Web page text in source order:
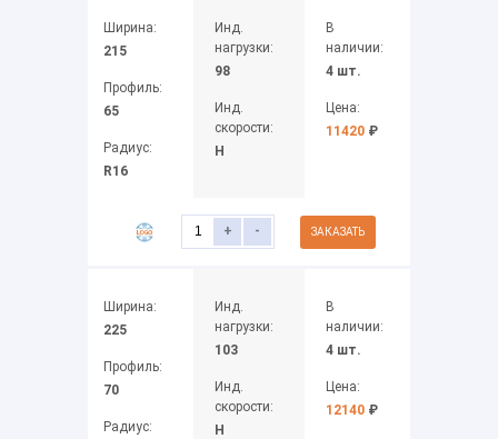
Ширина:
215
Профиль:
65
Радиус:
R16
Инд.
нагрузки:
98
Инд.
скорости:
H
В
наличии:
4 шт.
Цена:
11420 ₽
+ - ЗАКАЗАТЬ
Ширина:
225
Профиль:
70
Радиус:
Инд.
нагрузки:
103
Инд.
скорости:
H
В
наличии:
4 шт.
Цена:
12140 ₽